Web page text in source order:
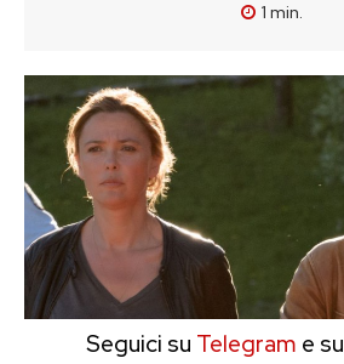
1 min.
Seguici su Telegram e su